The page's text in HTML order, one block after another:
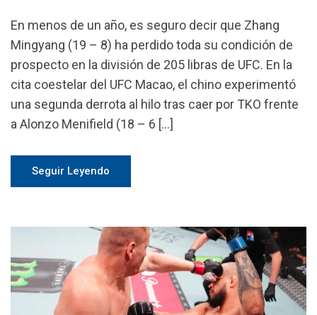
En menos de un año, es seguro decir que Zhang
Mingyang (19 – 8) ha perdido toda su condición de
prospecto en la división de 205 libras de UFC. En la
cita coestelar del UFC Macao, el chino experimentó
una segunda derrota al hilo tras caer por TKO frente
a Alonzo Menifield (18 – 6 […]
Seguir Leyendo